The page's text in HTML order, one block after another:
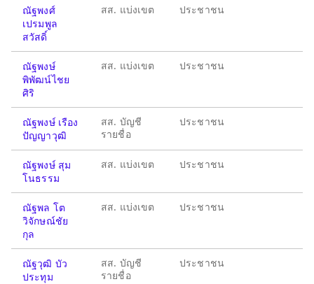
ณัฐพงศ์
เปรมพูล
สวัสดิ์
สส. แบ่งเขต ประชาชน
ณัฐพงษ์
พิพัฒน์ไชย
ศิริ
สส. แบ่งเขต ประชาชน
ณัฐพงษ์ เรือง
ปัญญาวุฒิ
สส. บัญชี
รายชื่อ
ประชาชน
ณัฐพงษ์ สุม
โนธรรม
สส. แบ่งเขต ประชาชน
ณัฐพล โต
วิจักษณ์ชัย
กุล
สส. แบ่งเขต ประชาชน
ณัฐวุฒิ บัว
ประทุม
สส. บัญชี
รายชื่อ
ประชาชน